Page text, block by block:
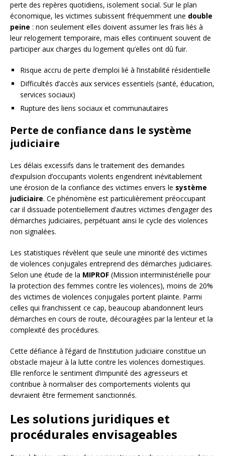
perte des repères quotidiens, isolement social. Sur le plan
économique, les victimes subissent fréquemment une double
peine : non seulement elles doivent assumer les frais liés à
leur relogement temporaire, mais elles continuent souvent de
participer aux charges du logement qu’elles ont dû fuir.
Risque accru de perte d’emploi lié à l’instabilité résidentielle
Difficultés d’accès aux services essentiels (santé, éducation,
services sociaux)
Rupture des liens sociaux et communautaires
Perte de confiance dans le système
judiciaire
Les délais excessifs dans le traitement des demandes
d’expulsion d’occupants violents engendrent inévitablement
une érosion de la confiance des victimes envers le système
judiciaire. Ce phénomène est particulièrement préoccupant
car il dissuade potentiellement d’autres victimes d’engager des
démarches judiciaires, perpétuant ainsi le cycle des violences
non signalées.
Les statistiques révèlent que seule une minorité des victimes
de violences conjugales entreprend des démarches judiciaires.
Selon une étude de la MIPROF (Mission interministérielle pour
la protection des femmes contre les violences), moins de 20%
des victimes de violences conjugales portent plainte. Parmi
celles qui franchissent ce cap, beaucoup abandonnent leurs
démarches en cours de route, découragées par la lenteur et la
complexité des procédures.
Cette défiance à l’égard de l’institution judiciaire constitue un
obstacle majeur à la lutte contre les violences domestiques.
Elle renforce le sentiment d’impunité des agresseurs et
contribue à normaliser des comportements violents qui
devraient être fermement sanctionnés.
Les solutions juridiques et
procédurales envisageables